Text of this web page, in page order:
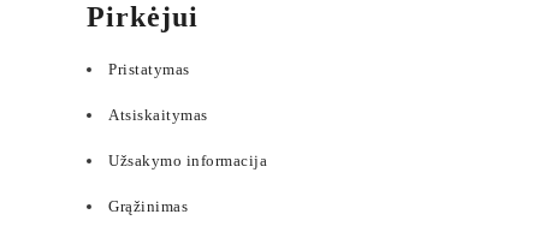
Pirkėjui
Pristatymas
Atsiskaitymas
Užsakymo informacija
Grąžinimas